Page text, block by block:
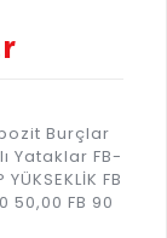
Burçlar
Yataklar FB-
FB
50,00 FB 90